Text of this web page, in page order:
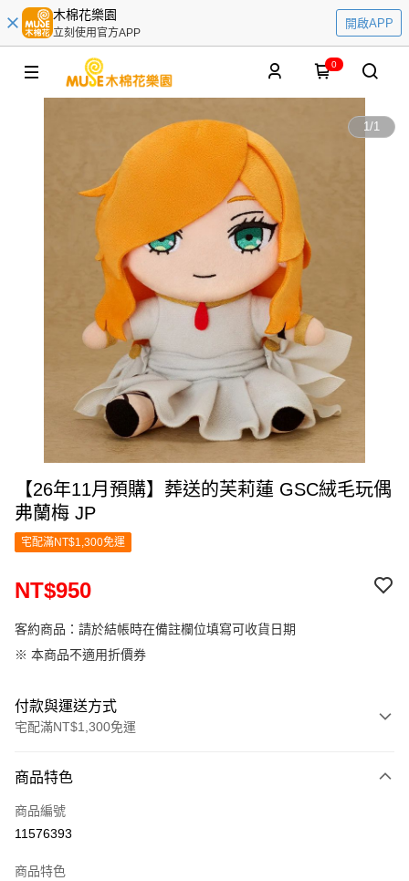
木棉花樂園
立刻使用官方APP
開啟APP
0
1/1
【26年11月預購】葬送的芙莉蓮 GSC絨毛玩偶
弗蘭梅 JP
宅配滿NT$1,300免運
NT$950
客約商品：請於結帳時在備註欄位填寫可收貨日期
※ 本商品不適用折價券
付款與運送方式
宅配滿NT$1,300免運
信用卡一次付款
LINE Pay
商品特色
商品編號
11576393
商品特色